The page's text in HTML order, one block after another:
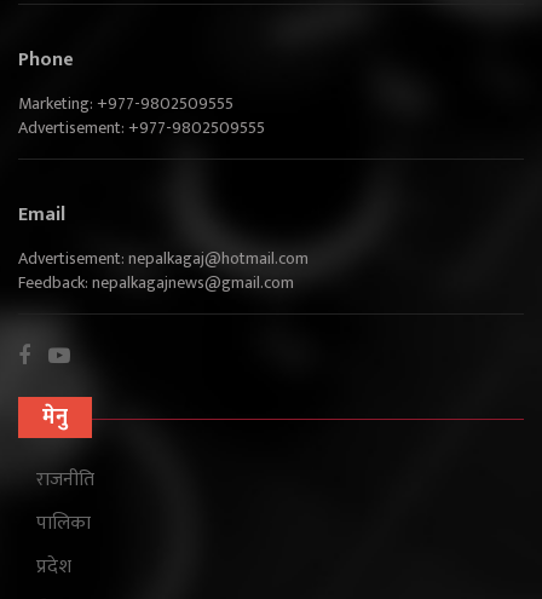
Phone
Marketing: +977-9802509555
Advertisement: +977-9802509555
Email
Advertisement:nepalkagaj@hotmail.com
Feedback:nepalkagajnews@gmail.com
मेनु
राजनीति
पालिका
प्रदेश